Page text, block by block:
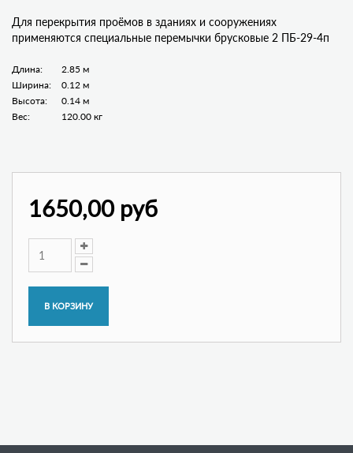
Для перекрытия проёмов в зданиях и сооружениях
применяются специальные перемычки брусковые 2 ПБ-29-4п
Длина:
2.85 м
Ширина:
0.12 м
Высота:
0.14 м
Вес:
120.00 кг
1650,00 руб